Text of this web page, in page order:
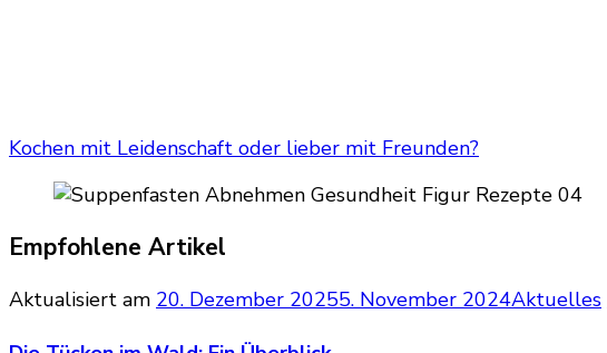
Kochen mit Leidenschaft oder lieber mit Freunden?
Empfohlene Artikel
Aktualisiert am 20. Dezember 20255. November 2024Aktuelles